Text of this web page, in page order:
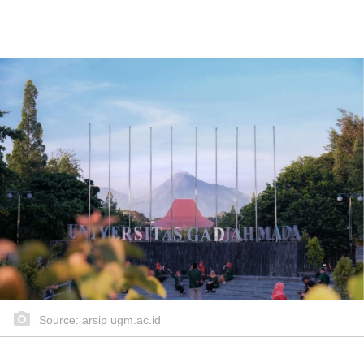
Source: arsip ugm.ac.id